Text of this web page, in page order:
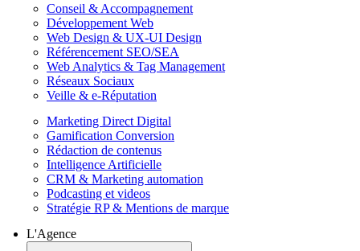
Conseil & Accompagnement
Développement Web
Web Design & UX-UI Design
Référencement SEO/SEA
Web Analytics & Tag Management
Réseaux Sociaux
Veille & e-Réputation
Marketing Direct Digital
Gamification Conversion
Rédaction de contenus
Intelligence Artificielle
CRM & Marketing automation
Podcasting et videos
Stratégie RP & Mentions de marque
L'Agence